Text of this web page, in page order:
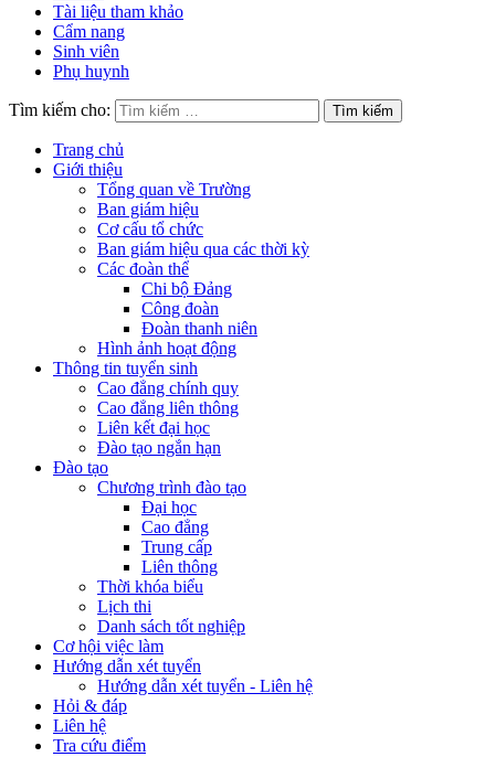
Tài liệu tham khảo
Cẩm nang
Sinh viên
Phụ huynh
Tìm kiếm cho:
Trang chủ
Giới thiệu
Tổng quan về Trường
Ban giám hiệu
Cơ cấu tổ chức
Ban giám hiệu qua các thời kỳ
Các đoàn thể
Chi bộ Đảng
Công đoàn
Đoàn thanh niên
Hình ảnh hoạt động
Thông tin tuyển sinh
Cao đẳng chính quy
Cao đẳng liên thông
Liên kết đại học
Đào tạo ngắn hạn
Đào tạo
Chương trình đào tạo
Đại học
Cao đẳng
Trung cấp
Liên thông
Thời khóa biểu
Lịch thi
Danh sách tốt nghiệp
Cơ hội việc làm
Hướng dẫn xét tuyển
Hướng dẫn xét tuyển - Liên hệ
Hỏi & đáp
Liên hệ
Tra cứu điểm